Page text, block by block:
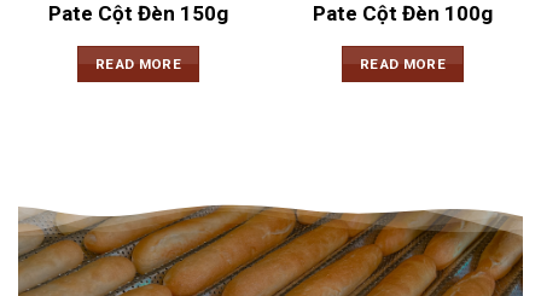
Pate Cột Đèn 150g
READ MORE
Pate Cột Đèn 100g
READ MORE